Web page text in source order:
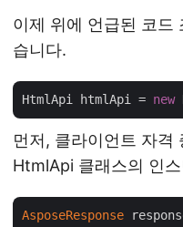
이제 위에 언급된 코드
습니다.
HtmlApi htmlApi = new
먼저, 클라이언트 자격
HtmlApi 클래스의 인
AsposeResponse